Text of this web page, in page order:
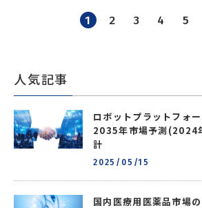
1 2 3 4 5
人気記事
ロボットプラットフォー
2035年市場予測(2024
計
2025/05/15
国内医療用医薬品市場